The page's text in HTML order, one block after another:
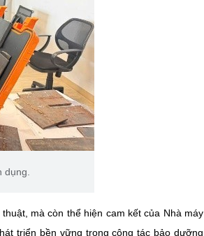
mà còn thể hiện cam kết của Nhà máy
triển bền vững trong công tác bảo dưỡng